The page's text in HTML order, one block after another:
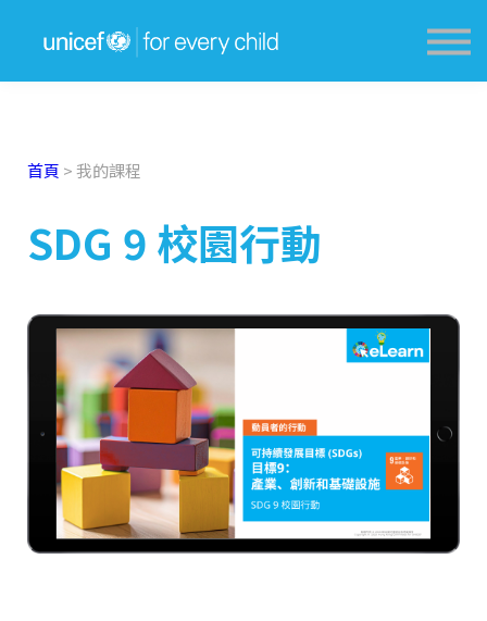
獎勵計劃 Award Scheme
學生分享 Sharing
首頁 >我的課程
SDG 9 校園行動